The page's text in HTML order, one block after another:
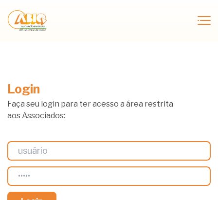
Login
Faça seu login para ter acesso a área restrita
aos Associados: